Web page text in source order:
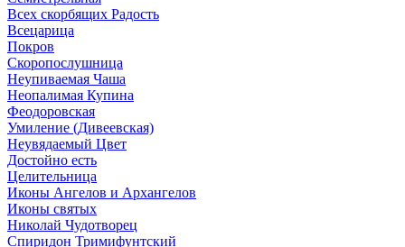
Всех скорбящих Радость
Всецарица
Покров
Скоропослушница
Неупиваемая Чаша
Неопалимая Купина
Феодоровская
Умиление (Дивеевская)
Неувядаемый Цвет
Достойно есть
Целительница
Иконы Ангелов и Архангелов
Иконы святых
Николай Чудотворец
Спиридон Тримифунтский